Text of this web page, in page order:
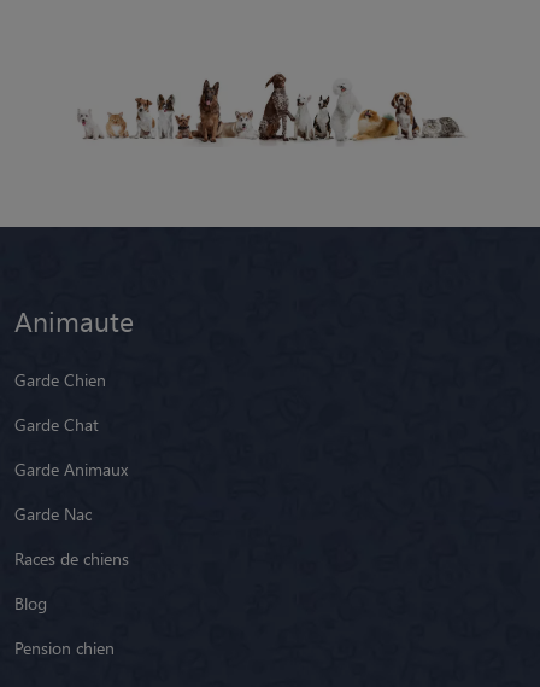
Animaute
Garde Chien
Garde Chat
Garde Animaux
Garde Nac
Races de chiens
Blog
Pension chien